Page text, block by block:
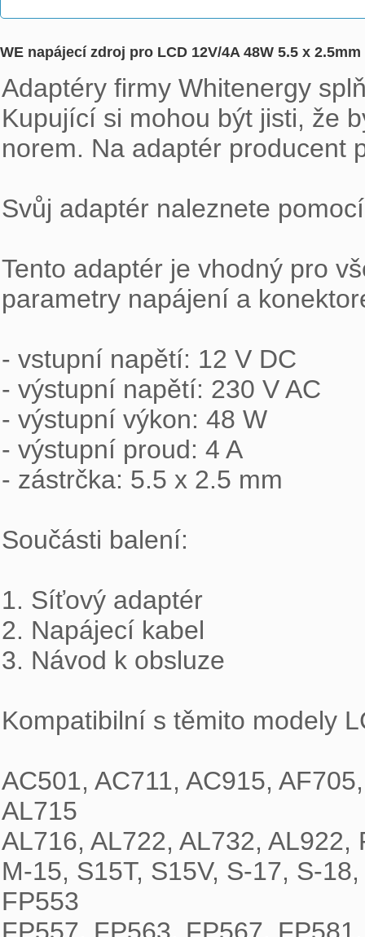
WE napájecí zdroj pro LCD 12V/4A 48W 5.5 x 2.5mm
Adaptéry firmy Whitenergy
Kupující si mohou být jisti, že
norem. Na adaptér producent
Svůj adaptér naleznete
Tento adaptér je vhodný pro
parametry napájení a
- vstupní napětí: 12 V DC
- výstupní napětí: 230 V AC
- výstupní výkon: 48 W
- výstupní proud: 4 A
- zástrčka: 5.5 x 2.5 mm
Součásti balení:
1. Síťový adaptér
2. Napájecí kabel
3. Návod k obsluze
Kompatibilní s těmito modely
AC501, AC711, AC915,
AL715
AL716, AL722, AL732,
M-15, S15T, S15V, S-17, S-
FP553